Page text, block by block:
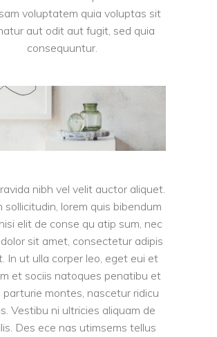
voluptatem quia voluptas sit
aut odit aut fugit, sed quia
consequuntur.
nibh vel velit auctor aliquet.
sollicitudin, lorem quis bibendum
elit de conse qu atip sum, nec
sit amet, consectetur adipis
In ut ulla corper leo, eget eui et
et sociis natoques penatibu et
parturie montes, nascetur ridicu
Vestibu ni ultricies aliquam de
Des ece nas utimsems tellus